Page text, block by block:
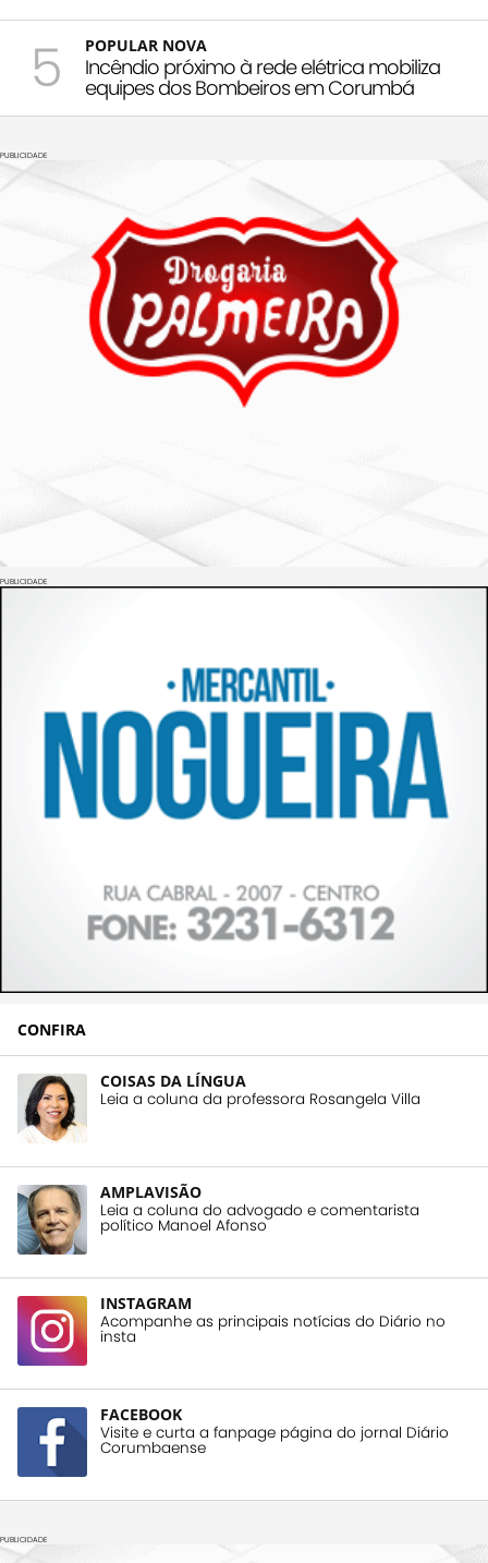
5 POPULAR NOVA
Incêndio próximo à rede elétrica mobiliza
equipes dos Bombeiros em Corumbá
PUBLICIDADE
PUBLICIDADE
CONFIRA
COISAS DA LÍNGUA
Leia a coluna da professora Rosangela Villa
AMPLAVISÃO
Leia a coluna do advogado e comentarista
político Manoel Afonso
INSTAGRAM
Acompanhe as principais notícias do Diário no
insta
FACEBOOK
Visite e curta a fanpage página do jornal Diário
Corumbaense
PUBLICIDADE